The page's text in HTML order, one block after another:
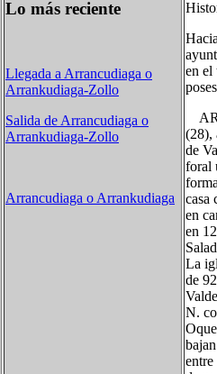
Lo más reciente
Llegada a Arrancudiaga o
Arrankudiaga-Zollo
Salida de Arrancudiaga o
Arrankudiaga-Zollo
Arrancudiaga o Arrankudiaga
en el
(28),
de
foral
casa
en
en
La
de
N.
entre